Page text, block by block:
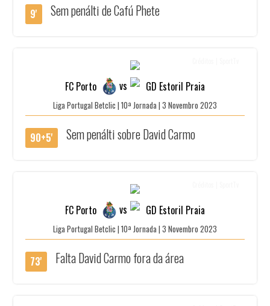
9' Sem penálti de Cafú Phete
FC Porto vs GD Estoril Praia
Liga Portugal Betclic | 10ª Jornada | 3 Novembro 2023
90+5' Sem penálti sobre David Carmo
FC Porto vs GD Estoril Praia
Liga Portugal Betclic | 10ª Jornada | 3 Novembro 2023
73' Falta David Carmo fora da área